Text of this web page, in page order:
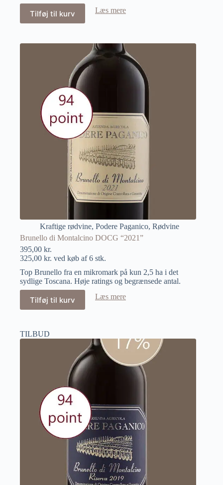
Tilføj til kurv Læs mere
Kraftige rødvine, Podere Paganico, Rødvine
Brunello di Montalcino DOCG “2021”
395,00 kr.
325,00 kr. ved køb af 6 stk.
Top Brunello fra en mikromark på kun 2,5 ha i det
sydlige Toscana. Høje ratings og begrænsede antal.
Tilføj til kurv Læs mere
TILBUD